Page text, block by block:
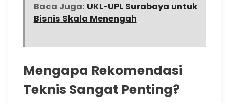
Baca Juga: UKL-UPL Surabaya untuk
Bisnis Skala Menengah
Mengapa Rekomendasi
Teknis Sangat Penting?